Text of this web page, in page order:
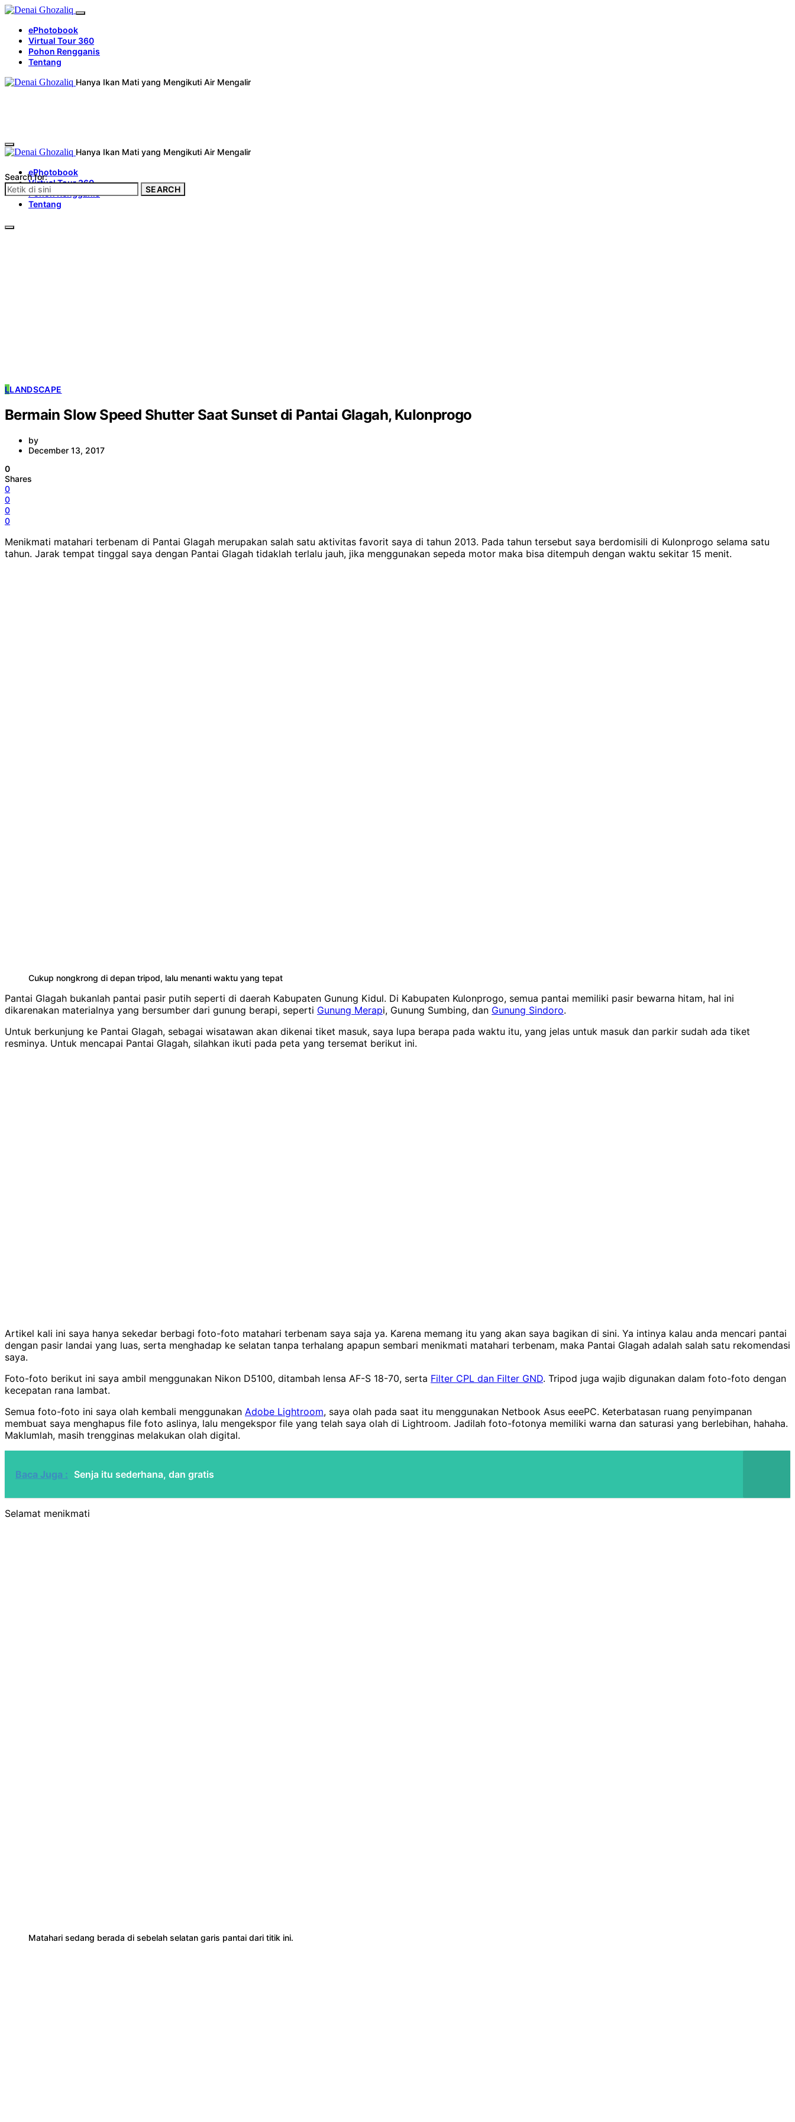
ePhotobook
Virtual Tour 360
Pohon Rengganis
Tentang
Hanya Ikan Mati yang Mengikuti Air Mengalir
Hanya Ikan Mati yang Mengikuti Air Mengalir
ePhotobook
Virtual Tour 360
Pohon Rengganis
Tentang
Search for:
SEARCH
LLANDSCAPE
Bermain Slow Speed Shutter Saat Sunset di Pantai Glagah, Kulonprogo
by
December 13, 2017
0
Shares
0
0
0
0
Menikmati matahari terbenam di Pantai Glagah merupakan salah satu aktivitas favorit saya di tahun 2013. Pada tahun tersebut saya berdomisili di Kulonprogo selama satu
tahun. Jarak tempat tinggal saya dengan Pantai Glagah tidaklah terlalu jauh, jika menggunakan sepeda motor maka bisa ditempuh dengan waktu sekitar 15 menit.
Cukup nongkrong di depan tripod, lalu menanti waktu yang tepat
Pantai Glagah bukanlah pantai pasir putih seperti di daerah Kabupaten Gunung Kidul. Di Kabupaten Kulonprogo, semua pantai memiliki pasir bewarna hitam, hal ini
dikarenakan materialnya yang bersumber dari gunung berapi, seperti Gunung Merapi, Gunung Sumbing, dan Gunung Sindoro.
Untuk berkunjung ke Pantai Glagah, sebagai wisatawan akan dikenai tiket masuk, saya lupa berapa pada waktu itu, yang jelas untuk masuk dan parkir sudah ada tiket
resminya. Untuk mencapai Pantai Glagah, silahkan ikuti pada peta yang tersemat berikut ini.
Artikel kali ini saya hanya sekedar berbagi foto-foto matahari terbenam saya saja ya. Karena memang itu yang akan saya bagikan di sini. Ya intinya kalau anda mencari pantai
dengan pasir landai yang luas, serta menghadap ke selatan tanpa terhalang apapun sembari menikmati matahari terbenam, maka Pantai Glagah adalah salah satu rekomendasi
saya.
Foto-foto berikut ini saya ambil menggunakan Nikon D5100, ditambah lensa AF-S 18-70, serta Filter CPL dan Filter GND. Tripod juga wajib digunakan dalam foto-foto dengan
kecepatan rana lambat.
Semua foto-foto ini saya olah kembali menggunakan Adobe Lightroom, saya olah pada saat itu menggunakan Netbook Asus eeePC. Keterbatasan ruang penyimpanan
membuat saya menghapus file foto aslinya, lalu mengekspor file yang telah saya olah di Lightroom. Jadilah foto-fotonya memiliki warna dan saturasi yang berlebihan, hahaha.
Maklumlah, masih trengginas melakukan olah digital.
Baca Juga : Senja itu sederhana, dan gratis
Selamat menikmati
Matahari sedang berada di sebelah selatan garis pantai dari titik ini.